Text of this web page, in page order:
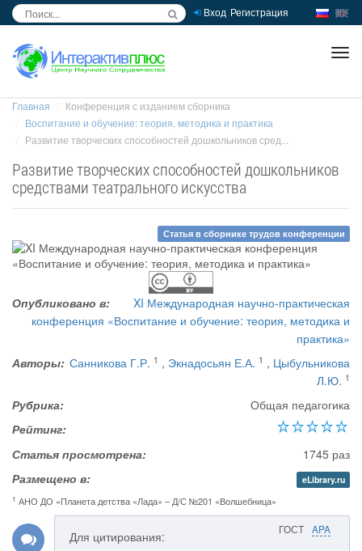
Вход Регистрация
Главная
Конференция с изданием сборника
Воспитание и обучение: теория, методика и практика
Развитие творческих способностей дошкольников сред...
Развитие творческих способностей дошкольников
средствами театрального искусства
Статья в сборнике трудов конференции
Опубликовано в:
XI Международная научно-практическая
конференция «Воспитание и обучение: теория, методика и
практика»
Авторы: Санникова Г.Р. 1 , Экнадосьян Е.А. 1 , Цыбульникова
Л.Ю. 1
Рубрика:
Общая педагогика
Рейтинг:
Статья просмотрена:
1745 раз
Размещено в:
eLibrary.ru
1 АНО ДО «Планета детства «Лада» – Д/С №201 «Волшебница»
ГОСТ APA
Для цитирования: